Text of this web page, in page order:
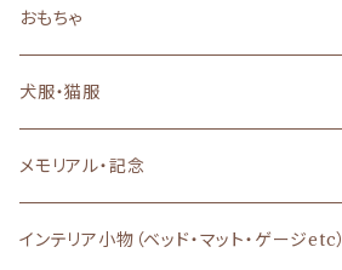
ドッグフード
ドライフード
ウェットフード
キャットフード
ドライフード
ウェットフード
おやつ
あまざけ
特別な日のご馳走
おもちゃ
犬のおもちゃ
猫のおもちゃ
犬服・猫服
背中開き
Dカン付き・ハーネス一体型
メモリアル・記念
インテリア小物（ベッド・マット・ゲージetc）